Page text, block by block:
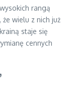
rangą
że wielu z nich już
staje się
cennych